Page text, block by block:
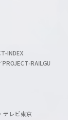
INDEX
RAILGU
テレビ東京